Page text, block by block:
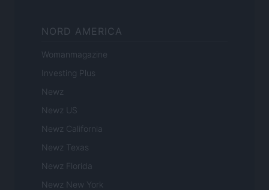
NORD AMERICA
Womanmagazine
Investing Plus
Newz
Newz US
Newz California
Newz Texas
Newz Florida
Newz New York